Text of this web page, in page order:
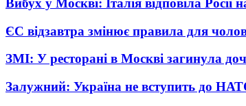
Вибух у Москві: Італія відповіла Росії
ЄС відзавтра змінює правила для
ЗМІ: У ресторані в Москві загинула
Залужний: Україна не вступить до